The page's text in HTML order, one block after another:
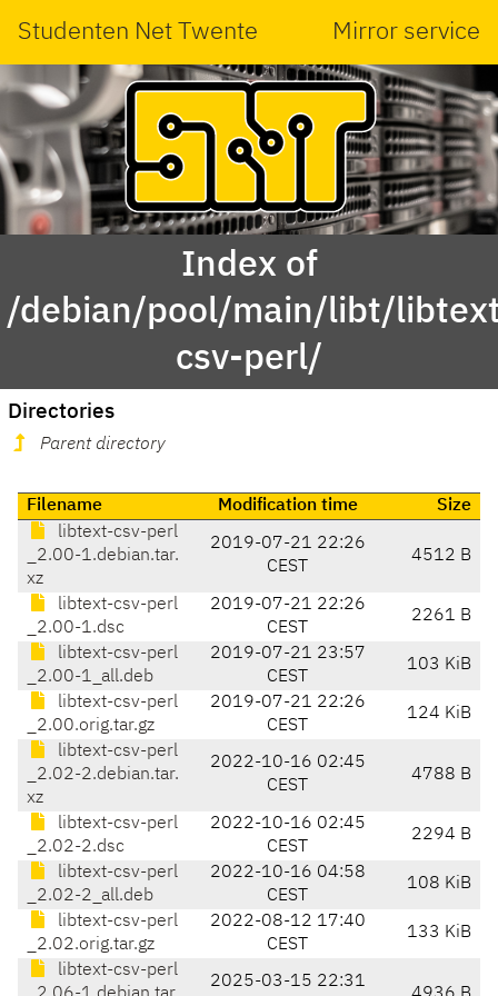
Studenten Net Twente Mirror service
Index of
/debian/pool/main/libt/
csv-perl/
Directories
Parent directory
Filename Modification time
Size
libtext-csv-perl
_2.00-1.debian.tar.
xz
2019-07-21 22:26
CEST
4512 B
libtext-csv-perl
_2.00-1.dsc
2019-07-21 22:26
CEST
2261 B
libtext-csv-perl
_2.00-1_all.deb
2019-07-21 23:57
CEST
103 KiB
libtext-csv-perl
_2.00.orig.tar.gz
2019-07-21 22:26
CEST
124 KiB
libtext-csv-perl
_2.02-2.debian.tar.
xz
2022-10-16 02:45
CEST
4788 B
libtext-csv-perl
_2.02-2.dsc
2022-10-16 02:45
CEST
2294 B
libtext-csv-perl
_2.02-2_all.deb
2022-10-16 04:58
CEST
108 KiB
libtext-csv-perl
_2.02.orig.tar.gz
2022-08-12 17:40
CEST
133 KiB
libtext-csv-perl
2025-03-15 22:31